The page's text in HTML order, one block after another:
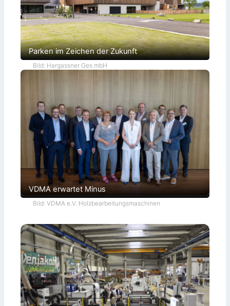
Parken im Zeichen der Zukunft
Bild: Hargassner Ges mbH
VDMA erwartet Minus
Bild: VDMA e.V. Holzbearbeitungsmaschinen